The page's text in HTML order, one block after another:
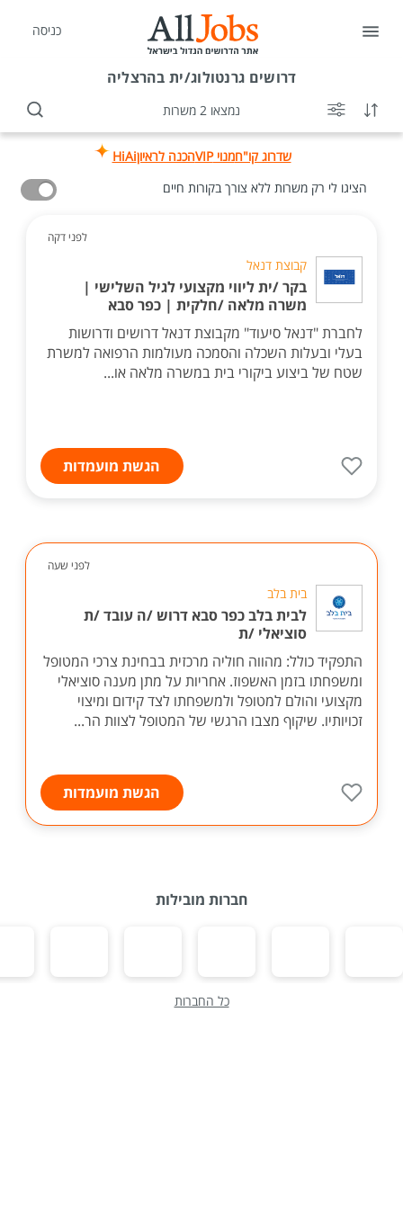
כניסה
דרושים גרנטולוג/ית בהרצליה
נמצאו 2 משרות
שדרוג קו"חמנוי VIP הכנה לראיוןHiAi
הציגו לי רק משרות ללא צורך בקורות חיים
לפני דקה
קבוצת דנאל
בקר /ית ליווי מקצועי לגיל השלישי |
משרה מלאה /חלקית | כפר סבא
לחברת "דנאל סיעוד" מקבוצת דנאל דרושים ודרושות
בעלי ובעלות השכלה והסמכה מעולמות הרפואה למשרת
שטח של ביצוע ביקורי בית במשרה מלאה או...
הגשת מועמדות
לפני שעה
בית בלב
לבית בלב כפר סבא דרוש /ה עובד /ת
סוציאלי /ת
התפקיד כולל: מהווה חוליה מרכזית בבחינת צרכי המטופל
ומשפחתו בזמן האשפוז. אחריות על מתן מענה סוציאלי
מקצועי והולם למטופל ולמשפחתו לצד קידום ומיצוי
זכויותיו. שיקוף מצבו הרגשי של המטופל לצוות הר...
הגשת מועמדות
חברות מובילות
כל החברות